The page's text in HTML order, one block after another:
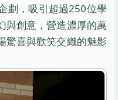
劃，吸引超過250位學
與創意，營造濃厚的萬
驚喜與歡笑交織的魅影